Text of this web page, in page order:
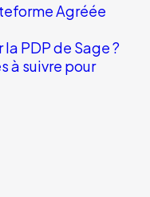
Agréée
PDP de Sage ?
à suivre pour